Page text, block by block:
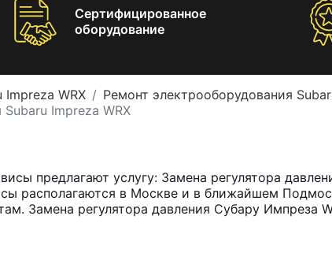
Сертифицированное
оборудование
Impreza WRX
Ремонт электрооборудования
Impreza WRX
предлагают услугу: Замена регулятора
располагаются в Москве и в ближайшем
Замена регулятора давления Субару Импреза